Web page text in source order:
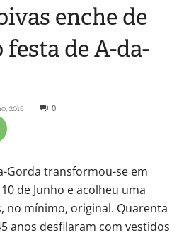
enche de
de A-da-
2016 0
Gorda transformou-se em
de Junho e acolheu uma
no mínimo, original. Quarenta
anos desfilaram com vestidos